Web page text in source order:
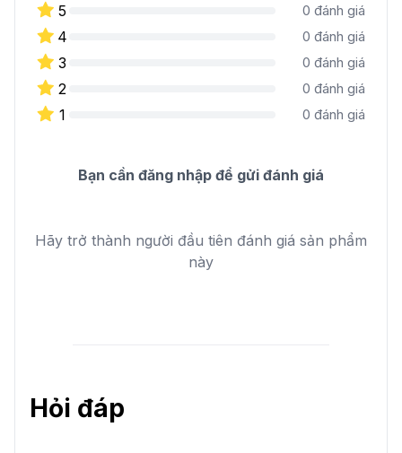
5
0 đánh giá
4 0 đánh giá
3 0 đánh giá
2 0 đánh giá
1 0 đánh giá
Bạn cần đăng nhập để gửi đánh giá
Hãy trở thành người đầu tiên đánh giá sản phẩm
này
Hỏi đáp